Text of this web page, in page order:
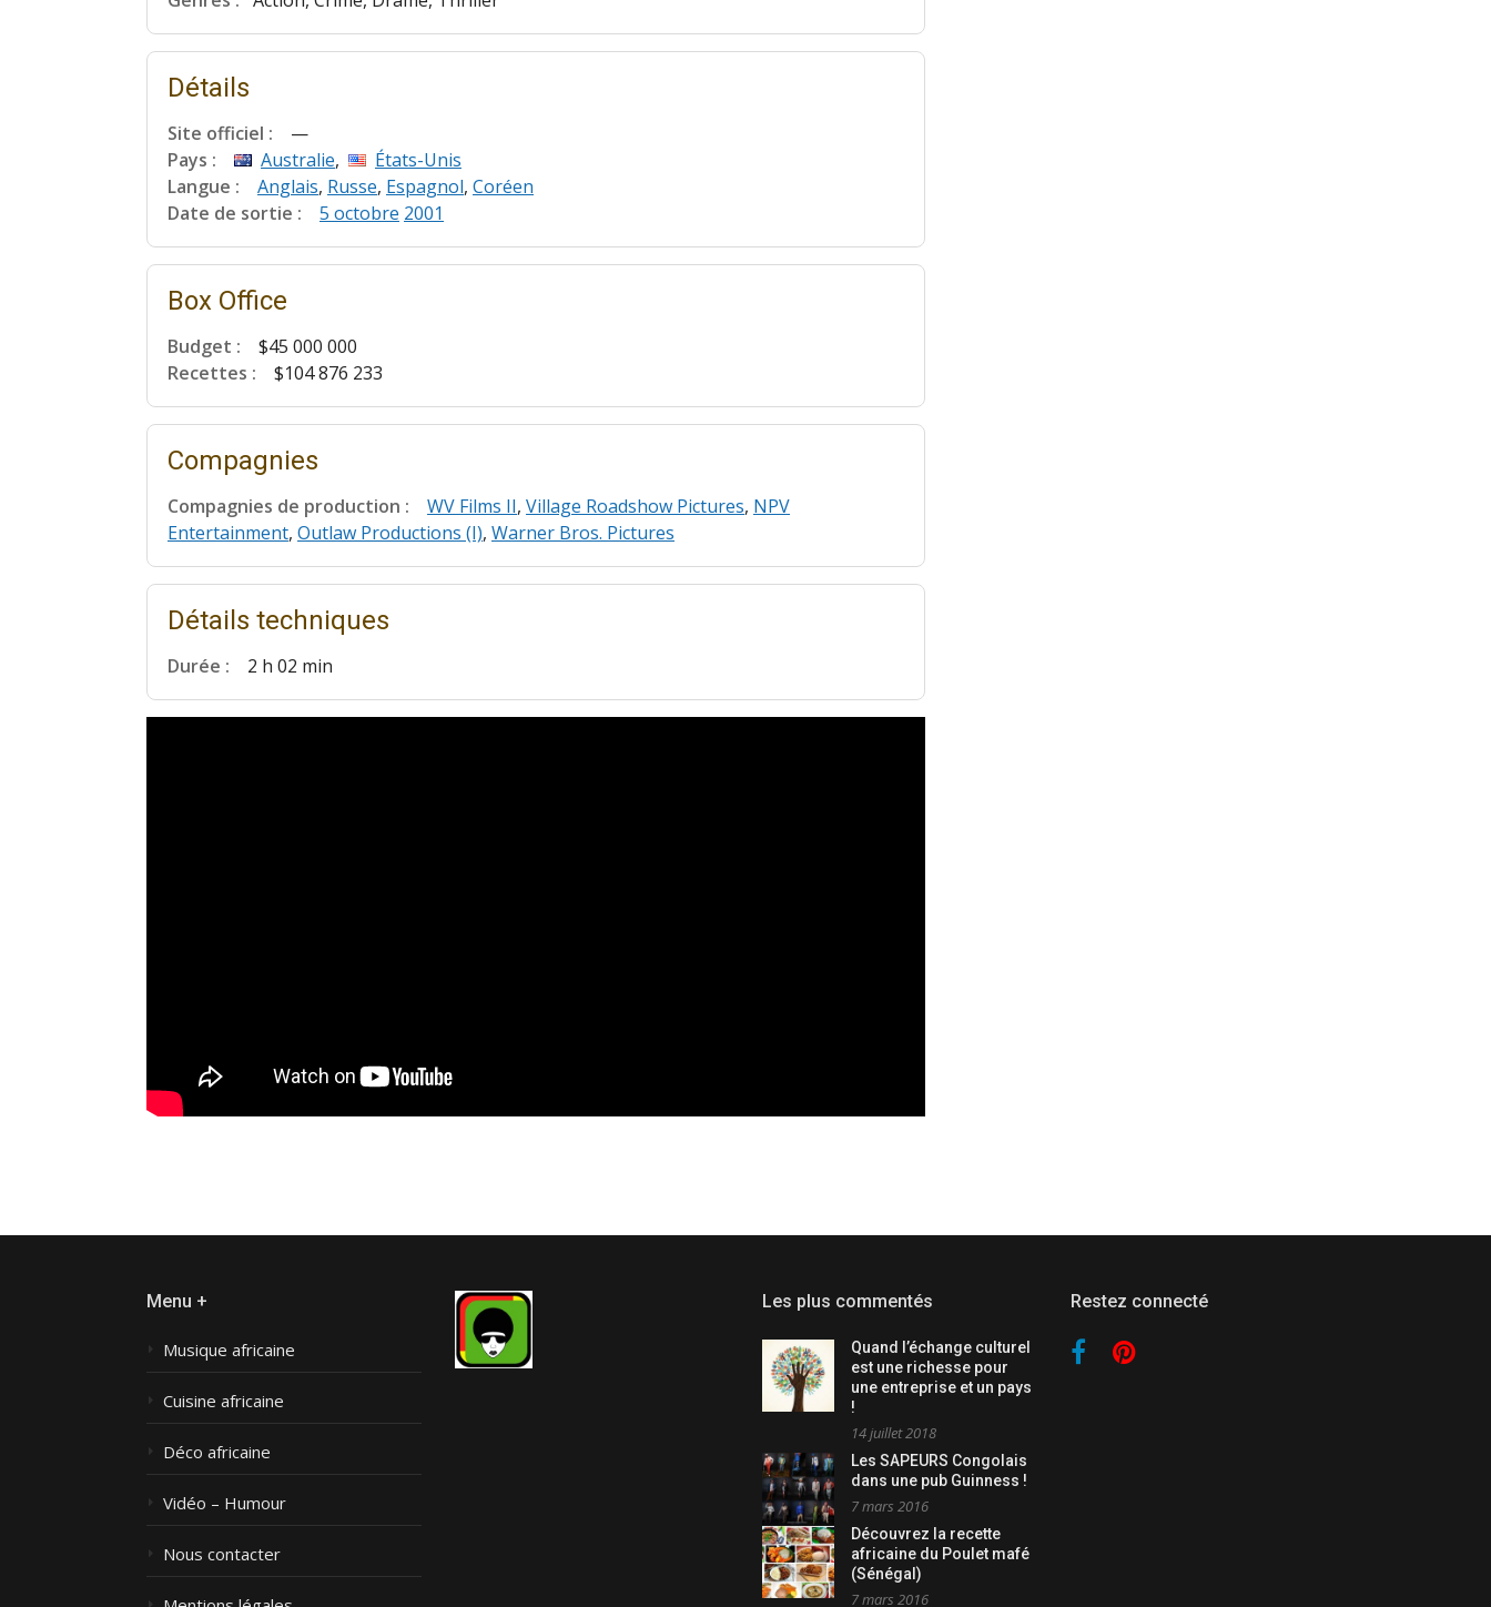
Détails
Site officiel :
—
Pays :
Australie,
États-Unis
Langue :
Anglais, Russe, Espagnol, Coréen
Date de sortie :
5 octobre 2001
Box Office
Budget :
$45 000 000
Recettes :
$104 876 233
Compagnies
Compagnies de production : WV Films II, Village Roadshow Pictures, NPV
Entertainment, Outlaw Productions (I), Warner Bros. Pictures
Détails techniques
Durée : 2 h 02 min
Menu +
Musique africaine
Cuisine africaine
Déco africaine
Vidéo – Humour
Nous contacter
Les plus commentés
Quand l’échange culturel
est une richesse pour
une entreprise et un pays
!
14 juillet 2018
Les SAPEURS Congolais
dans une pub Guinness !
7 mars 2016
Découvrez la recette
africaine du Poulet mafé
(Sénégal)
7 mars 2016
Restez connecté
FacebookApple